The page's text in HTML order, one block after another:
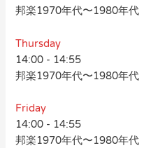
邦楽1970年代〜1980年代
Thursday
14:00 - 14:55
邦楽1970年代〜1980年代
Friday
14:00 - 14:55
邦楽1970年代〜1980年代